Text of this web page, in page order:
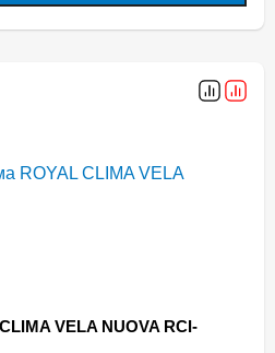
VELA NUOVA RCI-